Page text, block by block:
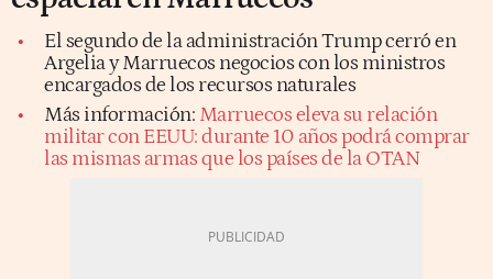
El segundo de la administración Trump cerró en
Argelia y Marruecos negocios con los ministros
encargados de los recursos naturales
Más información: Marruecos eleva su relación
militar con EEUU: durante 10 años podrá comprar
las mismas armas que los países de la OTAN